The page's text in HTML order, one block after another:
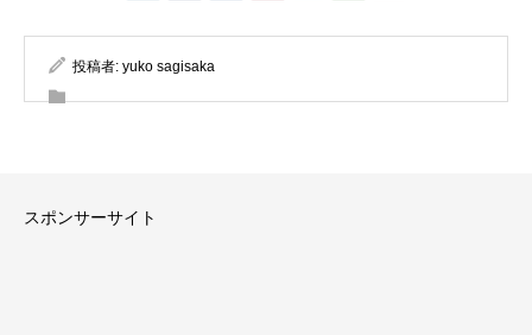
投稿者: yuko sagisaka
スポンサーサイト